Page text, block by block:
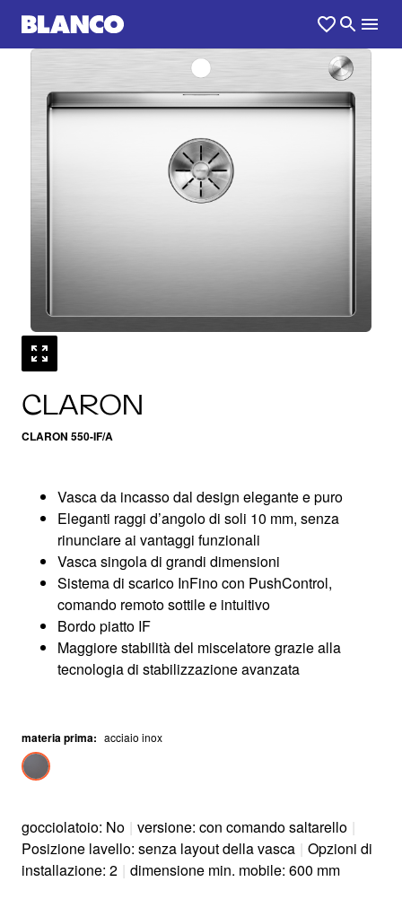
CLARON
CLARON 550-IF/A
1 /0
Vasca da incasso dal design elegante e puro
Eleganti raggi d’angolo di soli 10 mm, senza
rinunciare ai vantaggi funzionali
Vasca singola di grandi dimensioni
Sistema di scarico InFino con PushControl,
comando remoto sottile e intuitivo
Bordo piatto IF
Maggiore stabilità del miscelatore grazie alla
tecnologia di stabilizzazione avanzata
materia prima: acciaio inox
gocciolatoio: No | versione: con comando saltarello |
Posizione lavello: senza layout della vasca | Opzioni di
installazione: 2 | dimensione min. mobile: 600 mm